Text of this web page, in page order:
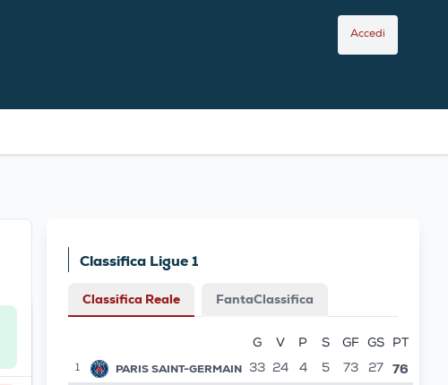
Accedi
Classifica Ligue 1
Classifica Reale FantaClassifica
G V P S GF GS PT
1 PARIS SAINT-GERMAIN 33 24 4 5 73 27 76